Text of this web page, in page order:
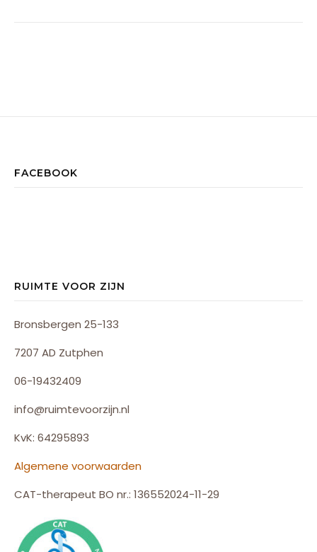
FACEBOOK
RUIMTE VOOR ZIJN
Bronsbergen 25-133
7207 AD Zutphen
06-19432409
info@ruimtevoorzijn.nl
KvK: 64295893
Algemene voorwaarden
CAT-therapeut BO nr.: 136552024-11-29